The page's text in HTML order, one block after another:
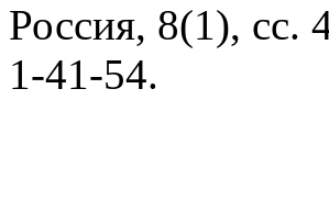
Россия, 8(1), сс.
1-41-54.